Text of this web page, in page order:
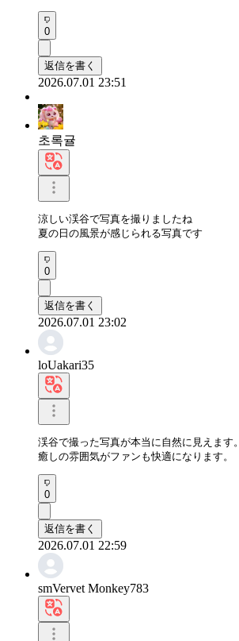
0
返信を書く
2026.07.01 23:51
초록귤
涼しい渓谷で写真を撮りましたね
夏の日の風景が感じられる写真です
0
返信を書く
2026.07.01 23:02
loUakari35
渓谷で撮った写真が本当に自然に見えます。
癒しの雰囲気がファンも快適になります。
0
返信を書く
2026.07.01 22:59
smVervet Monkey783